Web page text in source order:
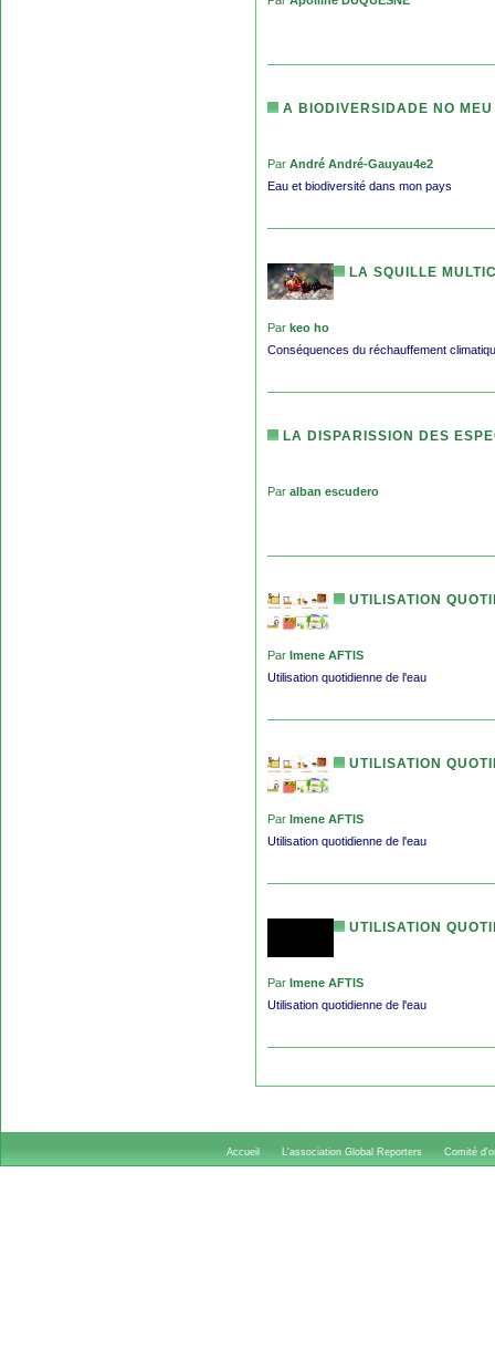
A BIODIVERSIDADE NO
Par André André-Gauyau4e2
Eau et biodiversité dans mon pays
LA SQUILLE
Par keo ho
Conséquences du réchauffement
LA DISPARISSION DES
Par alban escudero
UTILISATION
Par Imene AFTIS
Utilisation quotidienne de l'eau
UTILISATION
Par Imene AFTIS
Utilisation quotidienne de l'eau
UTILISATION
Par Imene AFTIS
Utilisation quotidienne de l'eau
Accueil L'association Global Reporters Comité